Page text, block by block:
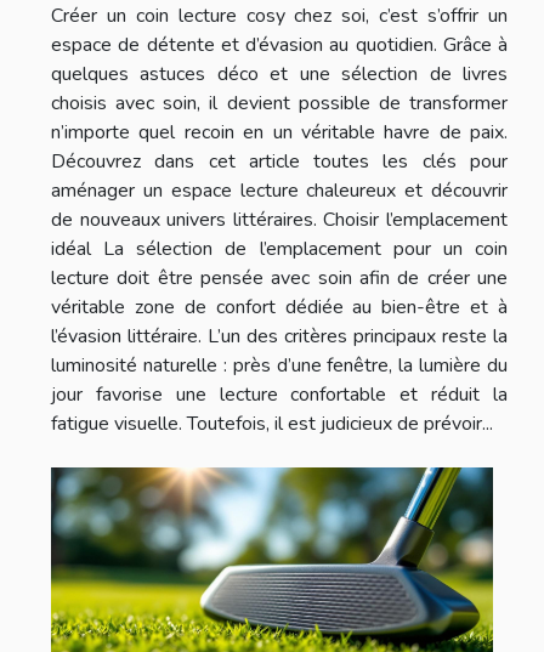
Créer un coin lecture cosy chez soi, c’est s’offrir un
espace de détente et d’évasion au quotidien. Grâce à
quelques astuces déco et une sélection de livres
choisis avec soin, il devient possible de transformer
n’importe quel recoin en un véritable havre de paix.
Découvrez dans cet article toutes les clés pour
aménager un espace lecture chaleureux et découvrir
de nouveaux univers littéraires. Choisir l’emplacement
idéal La sélection de l’emplacement pour un coin
lecture doit être pensée avec soin afin de créer une
véritable zone de confort dédiée au bien-être et à
l’évasion littéraire. L’un des critères principaux reste la
luminosité naturelle : près d’une fenêtre, la lumière du
jour favorise une lecture confortable et réduit la
fatigue visuelle. Toutefois, il est judicieux de prévoir...